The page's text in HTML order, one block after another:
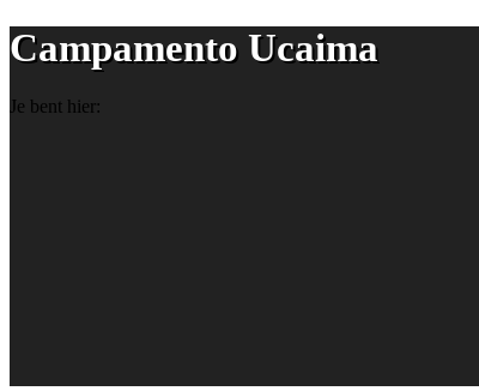
Campamento Ucaima
Je bent hier: